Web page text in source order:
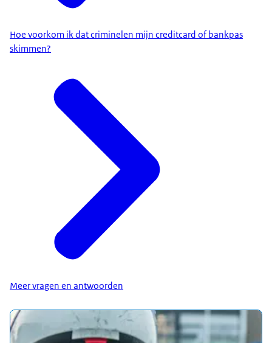
Hoe voorkom ik dat criminelen mijn creditcard of bankpas
skimmen?
Meer vragen en antwoorden
Uitgelicht